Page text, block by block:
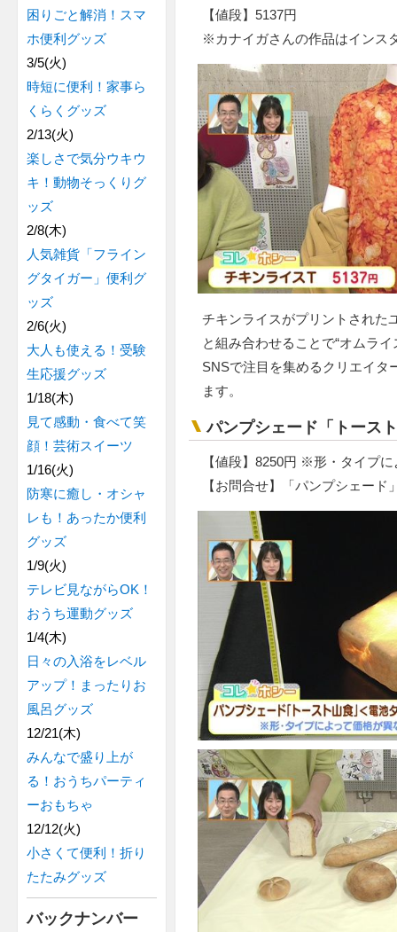
【値段】5137円
※カナイガさんの作品はインス
チキンライスがプリントされた
と組み合わせることで“オムラ
SNSで注目を集めるクリエイタ
ます。
パンプシェード「トース
【値段】8250円 ※形・タイプ
【お問合せ】「パンプシェード
困りごと解消！スマ
ホ便利グッズ
3/5(火)
時短に便利！家事ら
くらくグッズ
2/13(火)
楽しさで気分ウキウ
キ！動物そっくりグ
ッズ
2/8(木)
人気雑貨「フライン
グタイガー」便利グ
ッズ
2/6(火)
大人も使える！受験
生応援グッズ
1/18(木)
見て感動・食べて笑
顔！芸術スイーツ
1/16(火)
防寒に癒し・オシャ
レも！あったか便利
グッズ
1/9(火)
テレビ見ながらOK！
おうち運動グッズ
1/4(木)
日々の入浴をレベル
アップ！まったりお
風呂グッズ
12/21(木)
みんなで盛り上が
る！おうちパーティ
ーおもちゃ
12/12(火)
小さくて便利！折り
たたみグッズ
バックナンバー